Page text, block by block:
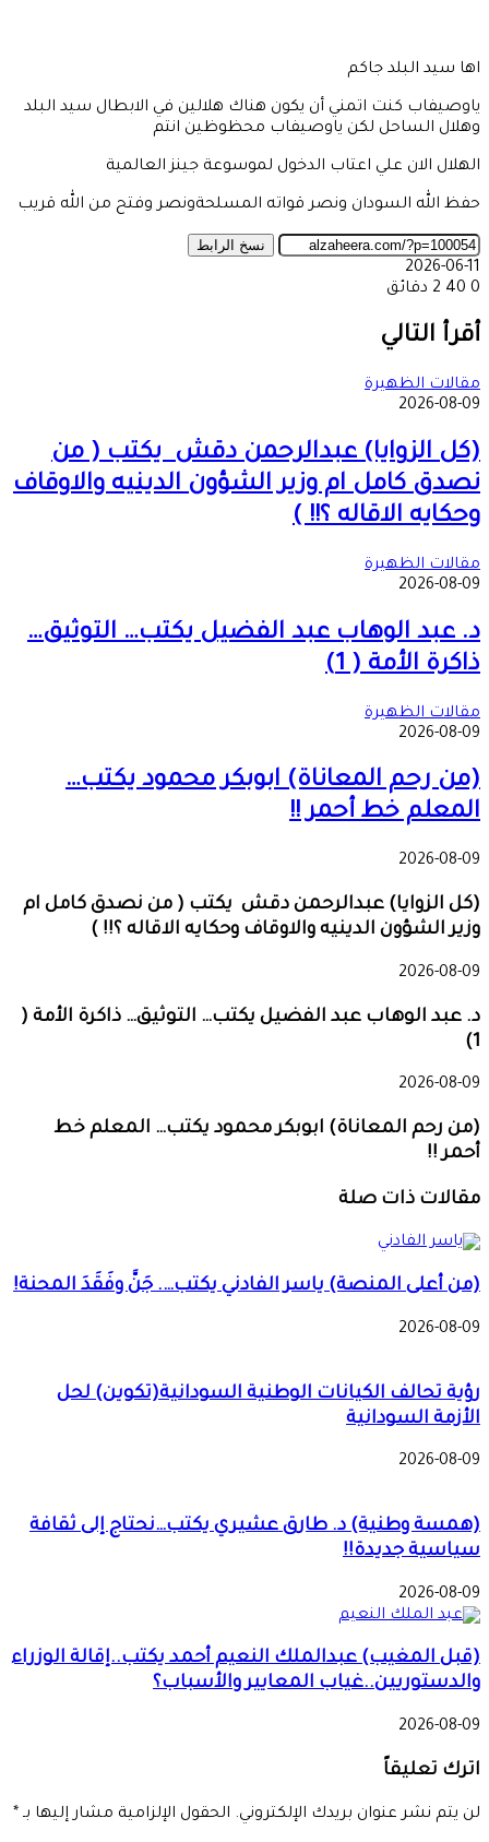
اها سيد البلد جاكم
ياوصيفاب كنت اتمني أن يكون هناك هلالين في الابطال سيد البلد
وهلال الساحل لكن ياوصيفاب محظوظين انتم
الهلال الان علي اعتاب الدخول لموسوعة جينز العالمية
حفظ الله السودان ونصر قواته المسلحةونصر وفتح من الله قريب
نسخ الرابط
2026-06-11
0
2 دقائق
عبر
البريد
أقرأ التالي
مقالات الظهيرة
2026-08-09
(كل الزوايا) عبدالرحمن دقش يكتب ( من
نصدق كامل ام وزير الشؤون الدينيه والاوقاف
وحكايه الاقاله ؟!! )
مقالات الظهيرة
2026-08-09
د. عبد الوهاب عبد الفضيل يكتب… التوثيق…
ذاكرة الأمة ( 1)
مقالات الظهيرة
2026-08-09
(من رحم المعاناة) ابوبكر محمود يكتب…
المعلم خط أحمر !!
2026-08-09
(كل الزوايا) عبدالرحمن دقش يكتب ( من نصدق كامل ام
وزير الشؤون الدينيه والاوقاف وحكايه الاقاله ؟!! )
2026-08-09
د. عبد الوهاب عبد الفضيل يكتب… التوثيق… ذاكرة الأمة (
1)
2026-08-09
(من رحم المعاناة) ابوبكر محمود يكتب… المعلم خط
أحمر !!
مقالات ذات صلة
(من أعلى المنصة) ياسر الفادني يكتب…. جَنَّ وفَقَدَ المحنة!
2026-08-09
رؤية تحالف الكيانات الوطنية السودانية(تكوين) لحل
الأزمة السودانية
2026-08-09
(همسة وطنية) د. طارق عشيري يكتب…نحتاج إلى ثقافة
سياسية جديدة!!
2026-08-09
(قبل المغيب) عبدالملك النعيم أحمد يكتب..إقالة الوزراء
والدستوريين..غياب المعايير والأسباب؟
2026-08-09
اترك تعليقاً
لن يتم نشر عنوان بريدك الإلكتروني. الحقول الإلزامية مشار إليها بـ *